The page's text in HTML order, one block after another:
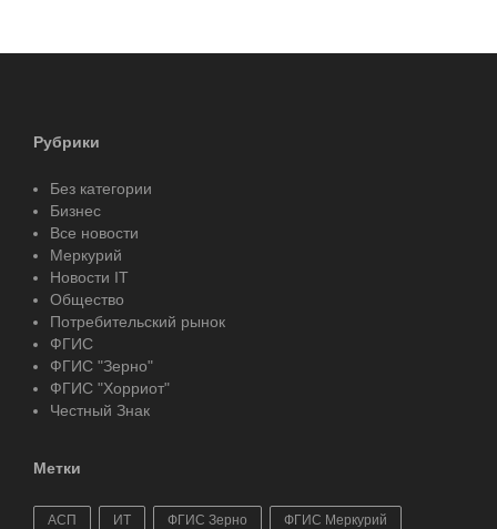
Рубрики
Без категории
Бизнес
Все новости
Меркурий
Новости IT
Общество
Потребительский рынок
ФГИС
ФГИС "Зерно"
ФГИС "Хорриот"
Честный Знак
Метки
АСП ИТ ФГИС Зерно ФГИС Меркурий